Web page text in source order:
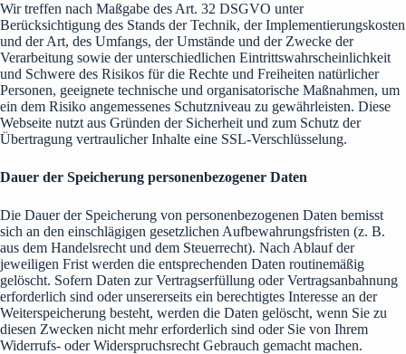
Wir treffen nach Maßgabe des Art. 32 DSGVO unter
Berücksichtigung des Stands der Technik, der Implementierungskosten
und der Art, des Umfangs, der Umstände und der Zwecke der
Verarbeitung sowie der unterschiedlichen Eintrittswahrscheinlichkeit
und Schwere des Risikos für die Rechte und Freiheiten natürlicher
Personen, geeignete technische und organisatorische Maßnahmen, um
ein dem Risiko angemessenes Schutzniveau zu gewährleisten. Diese
Webseite nutzt aus Gründen der Sicherheit und zum Schutz der
Übertragung vertraulicher Inhalte eine SSL-Verschlüsselung.
Dauer der Speicherung personenbezogener Daten
Die Dauer der Speicherung von personenbezogenen Daten bemisst
sich an den einschlägigen gesetzlichen Aufbewahrungsfristen (z. B.
aus dem Handelsrecht und dem Steuerrecht). Nach Ablauf der
jeweiligen Frist werden die entsprechenden Daten routinemäßig
gelöscht. Sofern Daten zur Vertragserfüllung oder Vertragsanbahnung
erforderlich sind oder unsererseits ein berechtigtes Interesse an der
Weiterspeicherung besteht, werden die Daten gelöscht, wenn Sie zu
diesen Zwecken nicht mehr erforderlich sind oder Sie von Ihrem
Widerrufs- oder Widerspruchsrecht Gebrauch gemacht machen.